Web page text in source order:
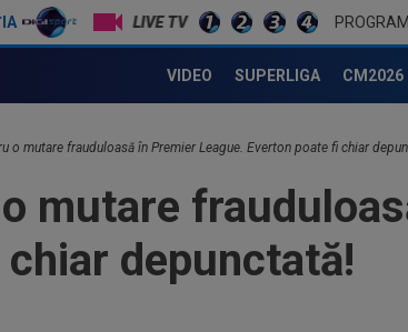
LIVE TV
VIDEO SUPERLIGA CM2026
o mutare frauduloasă în Premier League. Everton poate fi chiar
mutare
depunctată!